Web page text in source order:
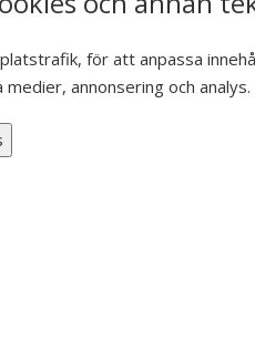
för att anpassa
annonsering och